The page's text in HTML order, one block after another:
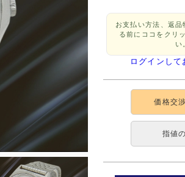
お支払い方法、返
る前にココをクリ
い
ログインし
価格交
指値